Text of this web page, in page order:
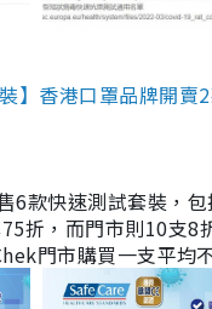
】香港口罩品牌開
6款快速測試套裝，
折，而門市則10支
門市購買一支平均